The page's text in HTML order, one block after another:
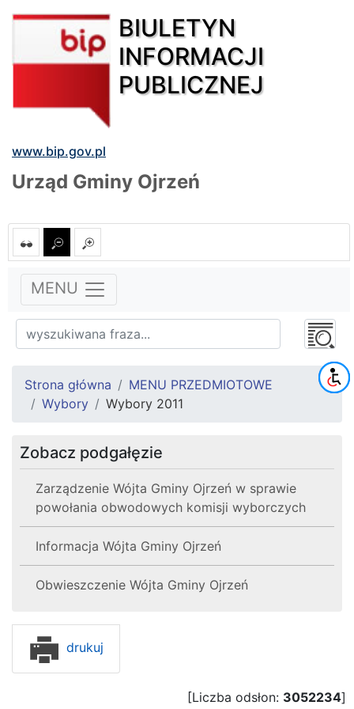
BIULETYN
INFORMACJI
PUBLICZNEJ
www.bip.gov.pl
Urząd Gminy Ojrzeń
MENU
Strona główna
MENU PRZEDMIOTOWE
Wybory
Wybory 2011
Zobacz podgałęzie
Zarządzenie Wójta Gminy Ojrzeń w sprawie
powołania obwodowych komisji wyborczych
Informacja Wójta Gminy Ojrzeń
Obwieszczenie Wójta Gminy Ojrzeń
drukuj
[Liczba odsłon: 3052234]